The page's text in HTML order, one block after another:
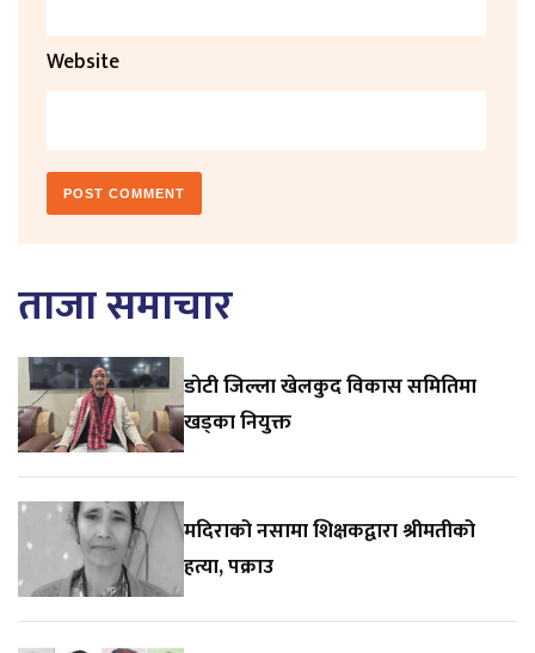
Website
ताजा समाचार
डाेटी जिल्ला खेलकुद विकास समितिमा
खड्का नियुक्त
मदिराको नसामा शिक्षकद्वारा श्रीमतीको
हत्या, पक्राउ